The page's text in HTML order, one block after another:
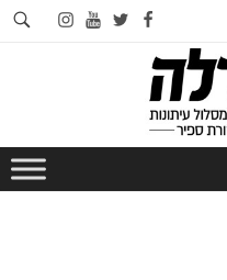
facebook
twitter
youtube
instagram